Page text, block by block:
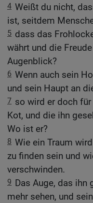
4 Weißt du nicht,
ist, seitdem
5 dass das
währt und die
Augenblick?
6 Wenn auch sein
und sein Haupt an
7 so wird er doch
Kot, und die ihn
Wo ist er?
8 Wie ein Traum
zu finden sein und
verschwinden.
9 Das Auge, das ihn
mehr sehen, und